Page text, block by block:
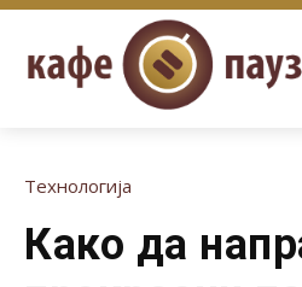
Технологија
Како да